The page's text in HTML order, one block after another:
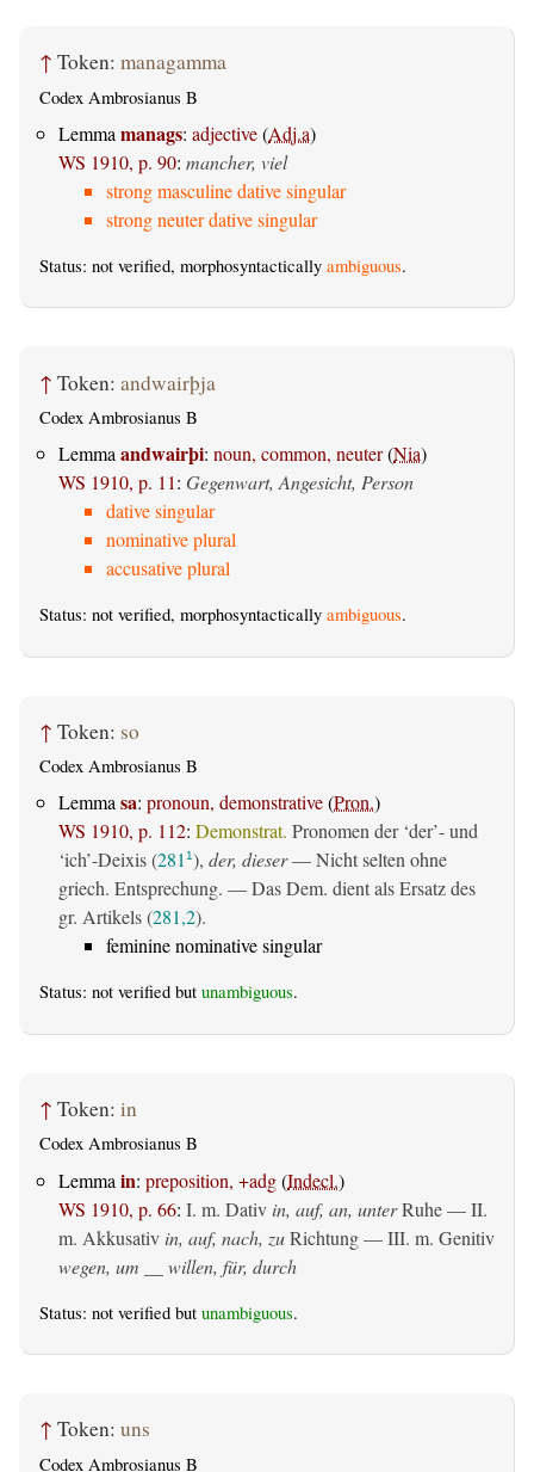
↑ Token: managamma
Codex Ambrosianus B
Lemma manags: adjective(Adj.a)
WS 1910, p. 90: mancher, viel
strong masculine dative singular
strong neuter dative singular
Status: not verified, morphosyntactically ambiguous.
↑ Token: andwairþja
Codex Ambrosianus B
Lemma andwairþi: noun, common, neuter(Nia)
WS 1910, p. 11: Gegenwart, Angesicht, Person
dative singular
nominative plural
accusative plural
Status: not verified, morphosyntactically ambiguous.
↑ Token: so
Codex Ambrosianus B
Lemmasa: pronoun, demonstrative(Pron.)
WS 1910, p. 112: Demonstrat. Pronomen der ‘der’- und
‘ich’-Deixis (281 1), der, dieser— Nicht selten ohne
griech. Entsprechung. — Das Dem. dient als Ersatz des
gr. Artikels (281,2).
feminine nominative singular
Status: not verified but unambiguous.
↑ Token: in
Codex Ambrosianus B
Lemma in: preposition, +adg(Indecl.)
WS 1910, p. 66: I. m. Dativ in, auf, an, unterRuhe — II.
m. Akkusativ in, auf, nach, zuRichtung — III. m. Genitiv
wegen, um __ willen, für, durch
Status: not verified but unambiguous.
↑ Token: uns
Codex Ambrosianus B